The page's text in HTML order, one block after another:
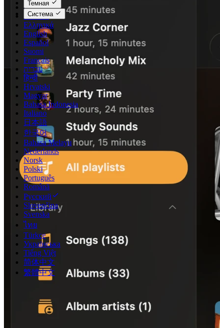
Dansk
Deutsch
Ελληνικά
English
Español
Suomi
Français
עברית
हिन्दी
Hrvatski
Magyar
Bahasa Indonesia
Italiano
日本語
한국어
Bahasa Melayu
Nederlands
Norsk
Polski
Português
Română
Русский
Slovenčina
Svenska
ไทย
Türkçe
Українська
Tiếng Việt
简体中文
繁體中文
Темная
Система